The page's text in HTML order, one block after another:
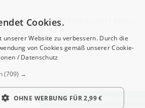
Sind Sie interessiert einen
Maserati Spyder Gebrauchtwagen
Cookies.
Website zu verbessern. Durch die
von Cookies gemäß unserer Cookie-
/ Datenschutz
(709) →
OHNE WERBUNG FÜR 2,99 €